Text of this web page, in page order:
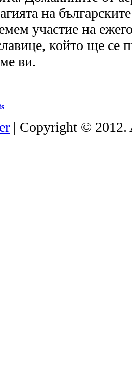
на
участие на
който ще се
ви.
| Copyright © 2012.